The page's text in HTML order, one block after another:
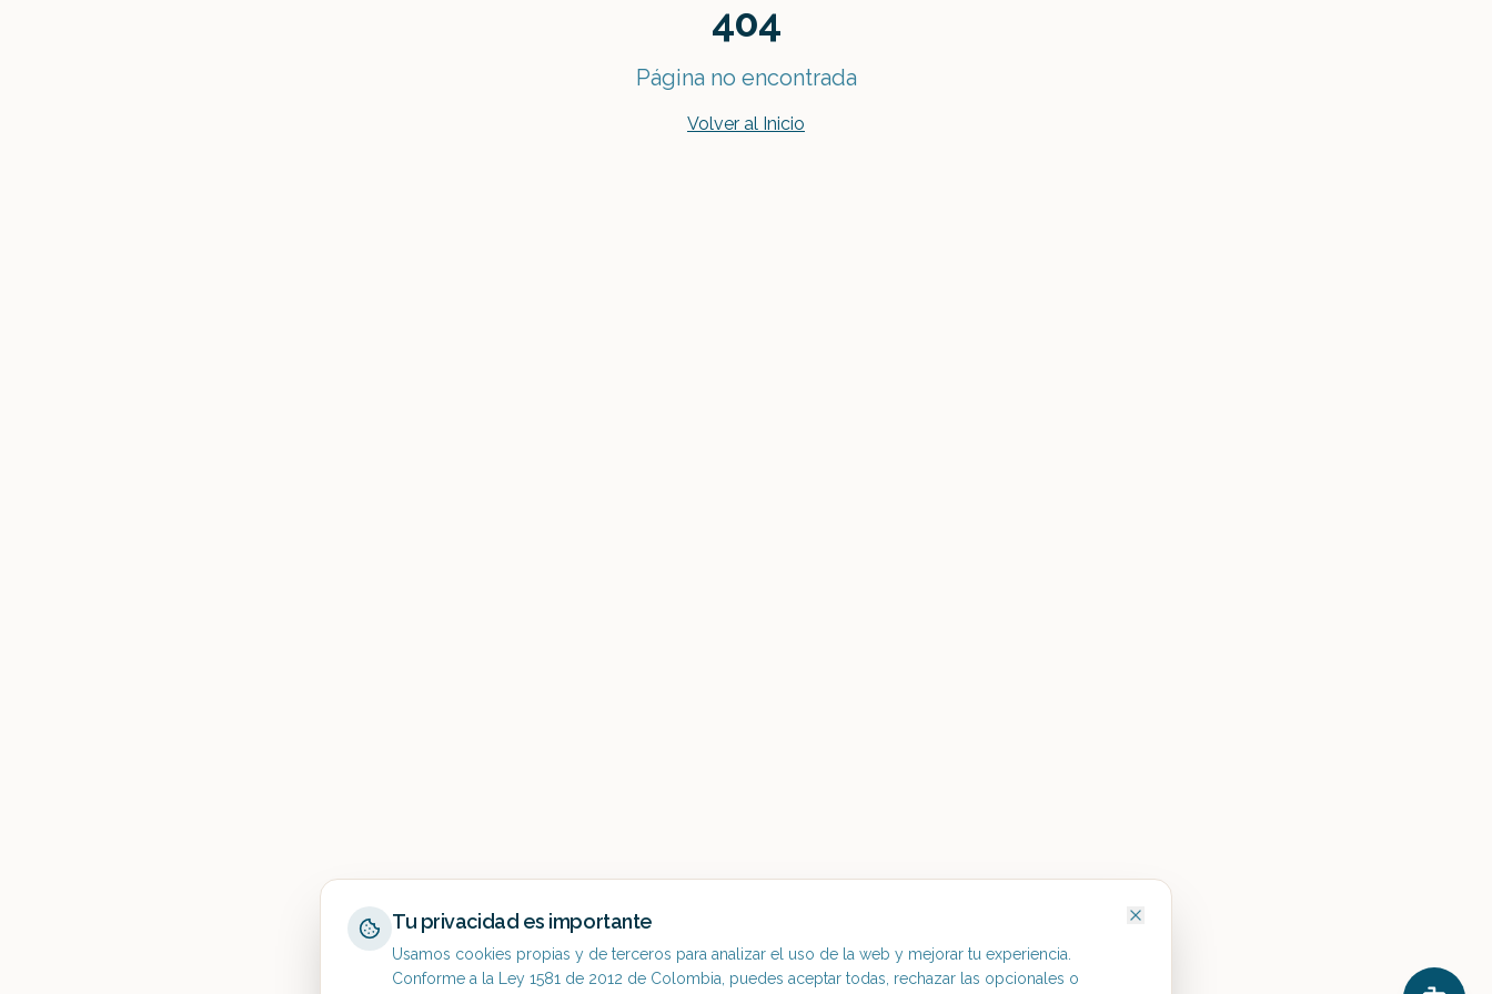
404
Página no encontrada
Volver al Inicio
Tu privacidad es importante
Usamos cookies propias y de terceros para analizar el uso de la web y mejorar tu experiencia.
Conforme a la Ley 1581 de 2012 de Colombia, puedes aceptar todas, rechazar las opcionales o